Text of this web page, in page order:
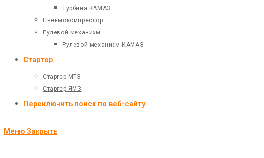
Турбина КАМАЗ
Пневмокомпрессор
Рулевой механизм
Рулевой механизм КАМАЗ
Стартер
Стартер МТЗ
Стартер ЯМЗ
Переключить поиск по веб-сайту
Меню Закрыть